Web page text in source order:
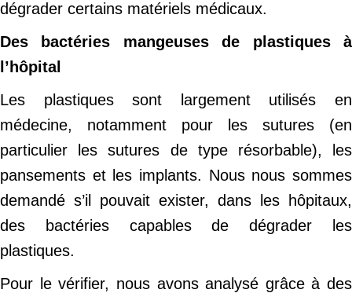
dégrader certains matériels médicaux.
Des bactéries mangeuses de plastiques à
l’hôpital
Les plastiques sont largement utilisés en
médecine, notamment pour les sutures (en
particulier les sutures de type résorbable), les
pansements et les implants. Nous nous sommes
demandé s’il pouvait exister, dans les hôpitaux,
des bactéries capables de dégrader les
plastiques.
Pour le vérifier, nous avons analysé grâce à des